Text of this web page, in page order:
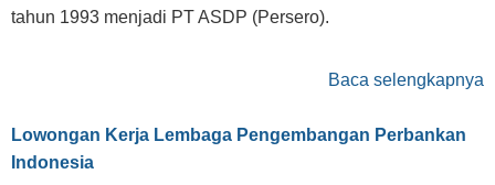
tahun 1993 menjadi PT ASDP (Persero).
Baca selengkapnya
Lowongan Kerja Lembaga Pengembangan Perbankan
Indonesia